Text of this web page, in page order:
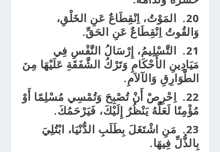
20.
المَوْتُ، اِنْقِطَاعٌ عَنِ الخَلْقِ،
وَالقُوتُ اِنْقِطَاعٌ عَنِ الحَقِّ.
21.
التَّسْلِيمُ، إِرْسَالُ النَّفْسِ فِي
مَيَادِينِ الأَحْكَامِ وَتَرْكُ الشَّفَقَةِ عَلَيْهَا مِنَ
الطَّوَارِقِ وَالآلاَمِ.
22.
اِحْرِصْ أَنْ تُصْبِحَ وَتُمْسِي مُسْلِمًا أَوْ
مُؤْمِنًا لَعَلَّهُ يَنْظُرُ إِلَيْكَ، فَيَرْحَمُكَ.
23.
مَنِ اشْتَغَلَ بِطَلَبِ الدُّنْيَا، ابْتُلِيَ
بِالذُّلِّ فِيهَا.